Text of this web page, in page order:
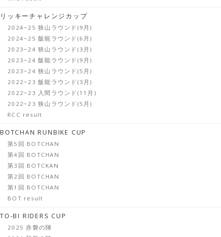
リッキーチャレンジカップ
2024~25 狭山ラウンド(9月)
2024~25 飯能ラウンド(6月)
2023~24 狭山ラウンド(3月)
2023~24 飯能ラウンド(9月)
2023~24 狭山ラウンド(5月)
2022~23 飯能ラウンド(3月)
2022~23 入間ラウンド(11月)
2022~23 狭山ラウンド(5月)
RCC result
BOTCHAN RUNBIKE CUP
第5回 BOTCHAN
第4回 BOTCHAN
第3回 BOTCKAN
第2回 BOTCHAN
第1回 BOTCHAN
BOT result
TO-BI RIDERS CUP
2025 赤磐の陣